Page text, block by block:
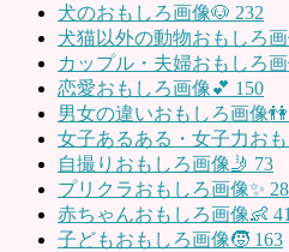
犬のおもしろ画像🐶 232
犬猫以外の動物おもしろ画
カップル・夫婦おもしろ
恋愛おもしろ画像💕 150
男女の違いおもしろ画像👫
女子あるある・女子力お
自撮りおもしろ画像🤳 73
プリクラおもしろ画像✨ 28
赤ちゃんおもしろ画像👶 41
子どもおもしろ画像🧒 163